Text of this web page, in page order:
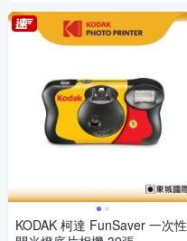
KODAK 柯達 FunSaver 一次性